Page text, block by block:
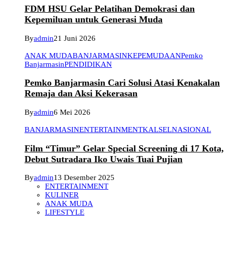
FDM HSU Gelar Pelatihan Demokrasi dan
Kepemiluan untuk Generasi Muda
Byadmin21 Juni 2026
ANAK MUDABANJARMASINKEPEMUDAANPemko
BanjarmasinPENDIDIKAN
Pemko Banjarmasin Cari Solusi Atasi Kenakalan
Remaja dan Aksi Kekerasan
Byadmin6 Mei 2026
BANJARMASINENTERTAINMENTKALSELNASIONAL
Film “Timur” Gelar Special Screening di 17 Kota,
Debut Sutradara Iko Uwais Tuai Pujian
Byadmin13 Desember 2025
ENTERTAINMENT
KULINER
ANAK MUDA
LIFESTYLE